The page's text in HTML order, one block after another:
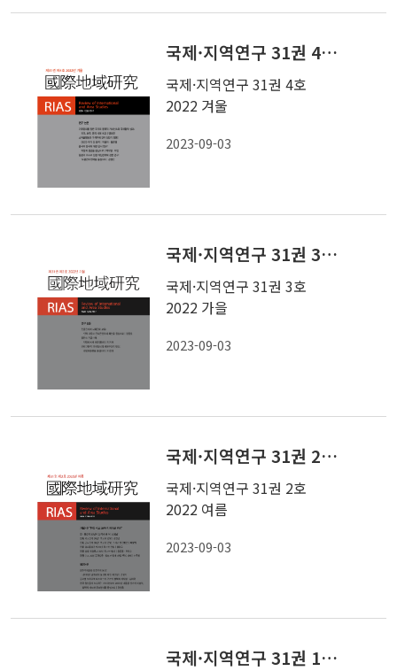
국제·지역연구 31권 4호 2022 겨울
국제·지역연구 31권 4호
2022 겨울
2023-09-03
국제·지역연구 31권 3호 2022 가을
국제·지역연구 31권 3호
2022 가을
2023-09-03
국제·지역연구 31권 2호 2022 여름
국제·지역연구 31권 2호
2022 여름
2023-09-03
국제·지역연구 31권 1호 2022 봄